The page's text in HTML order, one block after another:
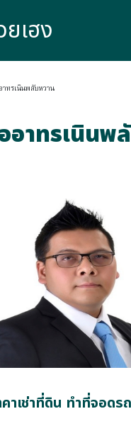
เฮง
ทรเนินพลับหวาน
อาทรเนินพ
าเช่าที่ดิน ทำที่จอดร